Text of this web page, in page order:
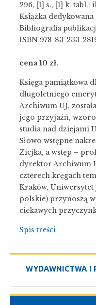
WYDAWNICTWA I
296, [1] s., [1] k. tabl.:
Książka
Bibliografia
ISBN 978-83-233-
cena 10 zł.
Księga pamiątkowa
długoletniego
Archiwum UJ,
jego przyjaźń,
studia nad dziejami
Słowo wstępne
Ziejka, a wstęp –
dyrektor Archiwum
czterech kręgach
Kraków,
polskie) przynoszą
ciekawych
Spis treści